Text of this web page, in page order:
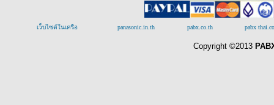
เว็บไซต์ในเครือ panasonic.in.th pabx.co.th pabx
Copyright ©2013